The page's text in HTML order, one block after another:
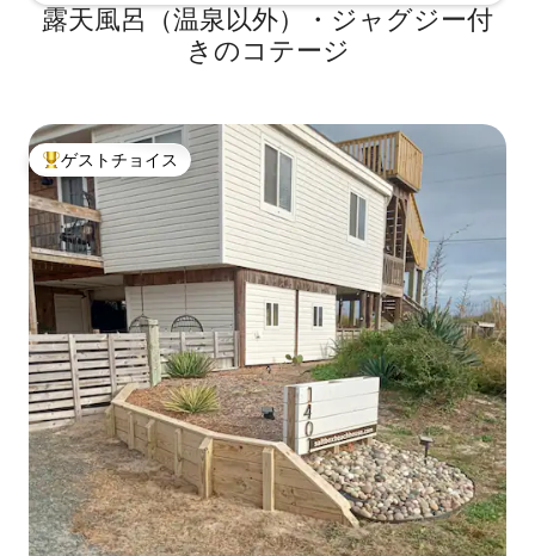
露天風呂（温泉以外）・ジャグジー付
きのコテージ
大好評のゲストチョイスです。
ゲストチョイス